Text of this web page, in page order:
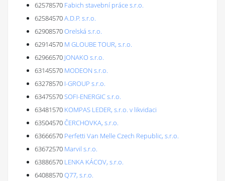
62578570 Fabich stavební práce s.r.o.
62584570A.D.P. s.r.o.
62908570Orelská s.r.o.
62914570 M GLOUBE TOUR, s.r.o.
62966570 JONAKO s.r.o.
63145570 MODEON s.r.o.
63278570 I-GROUP s.r.o.
63475570SOFI-ENERGIC s.r.o.
63481570 KOMPAS LEDER, s.r.o. v likvidaci
63504570ČERCHOVKA, s.r.o.
63666570 Perfetti Van Melle Czech Republic, s.r.o.
63672570 Marvil s.r.o.
63886570 LENKA KÁCOV, s.r.o.
64088570Q77, s.r.o.